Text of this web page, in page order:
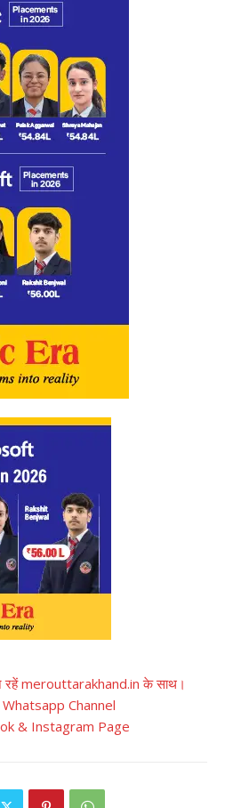
रहें merouttarakhand.in के साथ।
Channel
& Instagram Page